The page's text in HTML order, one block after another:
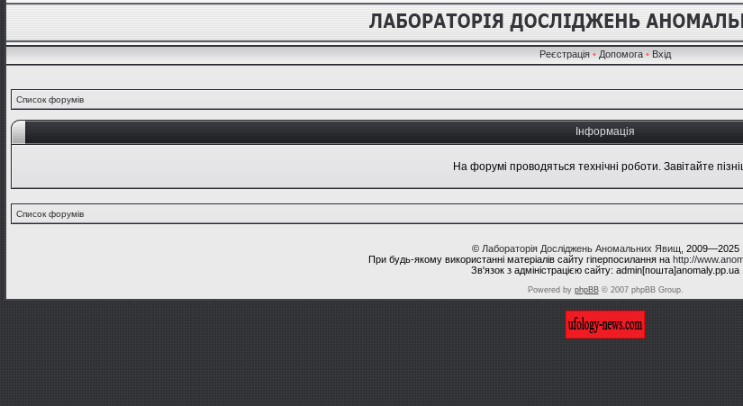
Реєстрація • Допомога • Вхід
Список форумів
Інформація
На форумі проводяться технічні роботи. Завітайте
Список форумів
© Лабораторія Досліджень Аномальних Явищ , 2009—2025
При будь-якому використанні матеріалів сайту гіперпосилання на http://
Зв'язок з адміністрацією сайту: admin[пошта]anomaly.pp.ua
Powered by phpBB© 2007 phpBB Group.